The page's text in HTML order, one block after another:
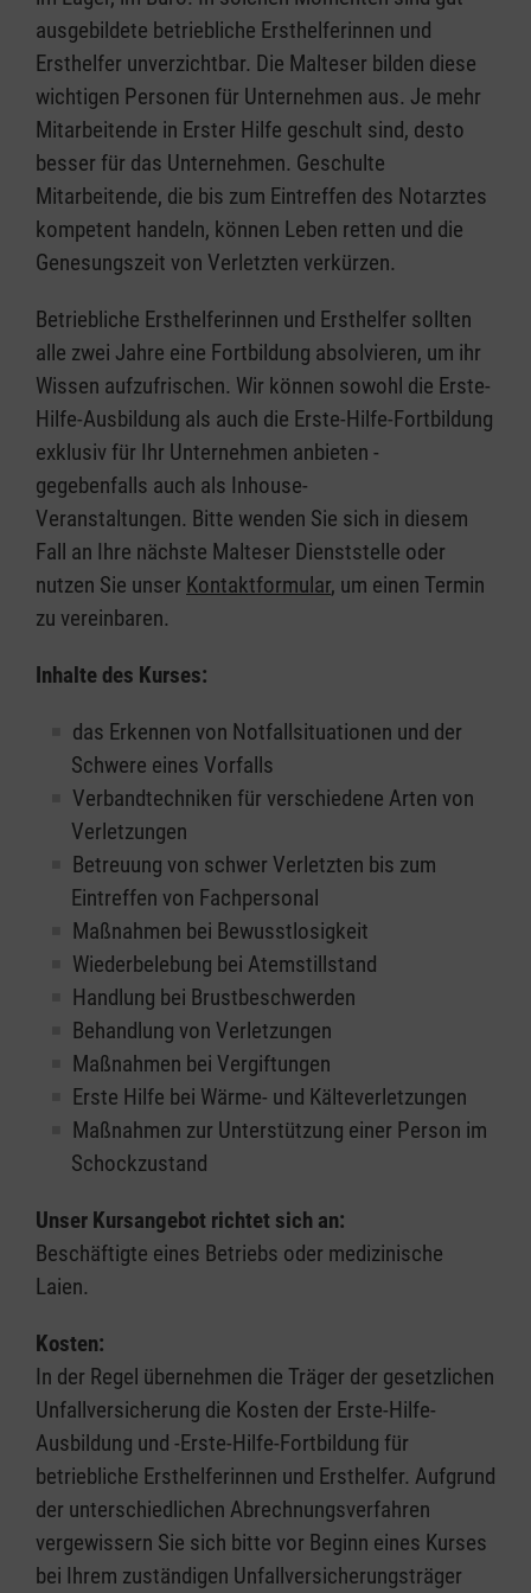
ausgebildete betriebliche Ersthelferinnen und
Ersthelfer unverzichtbar. Die Malteser bilden diese
wichtigen Personen für Unternehmen aus. Je mehr
Mitarbeitende in Erster Hilfe geschult sind, desto
besser für das Unternehmen. Geschulte
Mitarbeitende, die bis zum Eintreffen des Notarztes
kompetent handeln, können Leben retten und die
Genesungszeit von Verletzten verkürzen.
Betriebliche Ersthelferinnen und Ersthelfer sollten
alle zwei Jahre eine Fortbildung absolvieren, um ihr
Wissen aufzufrischen. Wir können sowohl die Erste-
Hilfe-Ausbildung als auch die Erste-Hilfe-Fortbildung
exklusiv für Ihr Unternehmen anbieten -
gegebenfalls auch als Inhouse-
Veranstaltungen. Bitte wenden Sie sich in diesem
Fall an Ihre nächste Malteser Dienststelle oder
nutzen Sie unser Kontaktformular, um einen Termin
zu vereinbaren.
Inhalte des Kurses:
das Erkennen von Notfallsituationen und der
Schwere eines Vorfalls
Verbandtechniken für verschiedene Arten von
Verletzungen
Betreuung von schwer Verletzten bis zum
Eintreffen von Fachpersonal
Maßnahmen bei Bewusstlosigkeit
Wiederbelebung bei Atemstillstand
Handlung bei Brustbeschwerden
Behandlung von Verletzungen
Maßnahmen bei Vergiftungen
Erste Hilfe bei Wärme- und Kälteverletzungen
Maßnahmen zur Unterstützung einer Person im
Schockzustand
Unser Kursangebot richtet sich an:
Beschäftigte eines Betriebs oder medizinische
Laien.
Kosten:
In der Regel übernehmen die Träger der gesetzlichen
Unfallversicherung die Kosten der Erste-Hilfe-
Ausbildung und -Erste-Hilfe-Fortbildung für
betriebliche Ersthelferinnen und Ersthelfer. Aufgrund
der unterschiedlichen Abrechnungsverfahren
vergewissern Sie sich bitte vor Beginn eines Kurses
bei Ihrem zuständigen Unfallversicherungsträger